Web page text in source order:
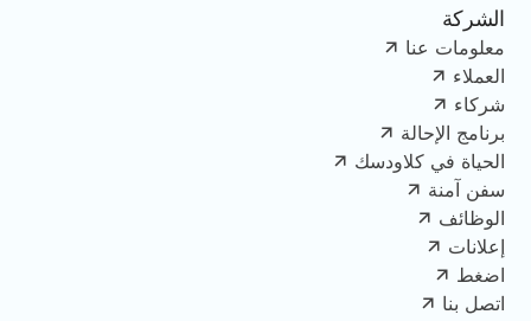
الشركة
معلومات عنا
العملاء
شركاء
برنامج الإحالة
الحياة في كلاودسك
سفن آمنة
الوظائف
إعلانات
اضغط
اتصل بنا